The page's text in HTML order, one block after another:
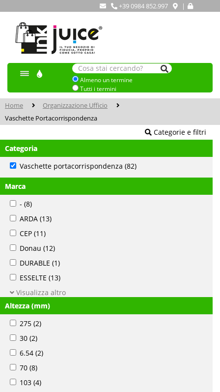
+39 0984 852.997 |
Almeno un termine
Tutti i termini
Home
Organizzazione Ufficio
Vaschette Portacorrispondenza
Categorie e filtri
Categoria
Vaschette portacorrispondenza (82)
Marca
- (8)
ARDA (13)
CEP (11)
Donau (12)
DURABLE (1)
ESSELTE (13)
Visualizza altro
Altezza (mm)
275 (2)
30 (2)
6.54 (2)
70 (8)
103 (4)